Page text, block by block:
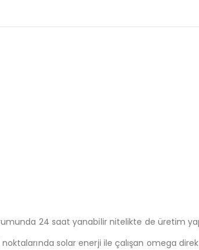
24 saat yanabilir nitelikte de üretim
noktalarında solar enerji ile çalışan omega